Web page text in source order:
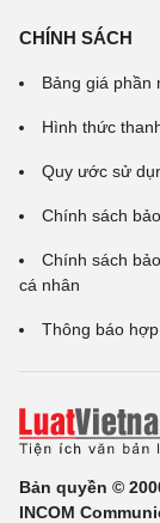
CHÍNH SÁCH
Bảng giá phần
Hình thức
Quy ước sử
Chính sách
Chính sách
cá nhân
Thông báo
Bản quyền ©
INCOM